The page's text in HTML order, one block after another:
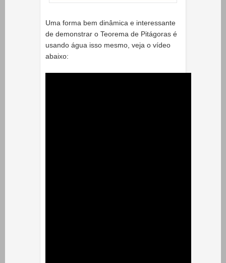
Uma forma bem dinâmica e interessante
de demonstrar o Teorema de Pitágoras é
usando água isso mesmo, veja o vídeo
abaixo: